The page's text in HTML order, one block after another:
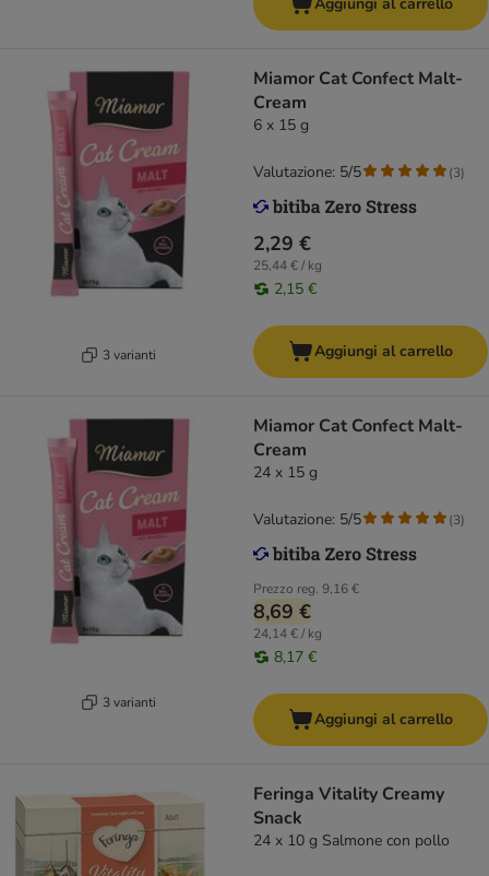
3 varianti
Miamor Cat Confect Malt-
Cream
6 x 15 g
2,29 €
25,44 € / kg
2,15 €
Valutazione: 5/5 (3)
Aggiungi al carrello
3 varianti
Miamor Cat Confect Malt-
Cream
24 x 15 g
Prezzo reg. 9,16 €
8,69 €
24,14 € / kg
8,17 €
Valutazione: 5/5 (3)
Aggiungi al carrello
Feringa Vitality Creamy
Snack
24 x 10 g Salmone con pollo